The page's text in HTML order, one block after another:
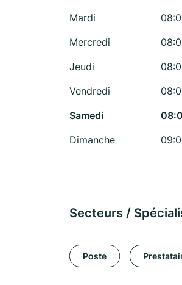
Mardi
Mercredi
Jeudi
Vendredi
Samedi
Dimanche
Secteurs /
Poste